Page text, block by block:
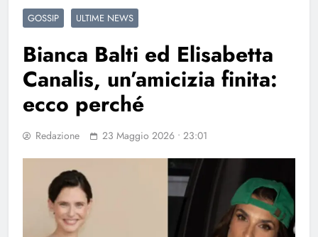
GOSSIP ULTIME NEWS
Bianca Balti ed Elisabetta
Canalis, un’amicizia finita:
ecco perché
Redazione 23 Maggio 2026 • 23:01